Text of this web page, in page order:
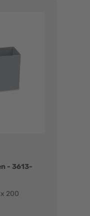
- 3613-
200